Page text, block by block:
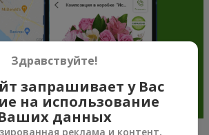
Здравствуйте!
запрашивает у Вас
на использование
данных
реклама и контент,